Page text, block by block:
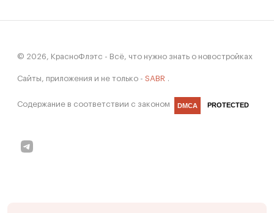
© 2026, КрасноФлэтс - Всё, что нужно знать о новостройках
Сайты, приложения и не только - SABR .
Содержание в соответствии с законом DMCA PROTECTED